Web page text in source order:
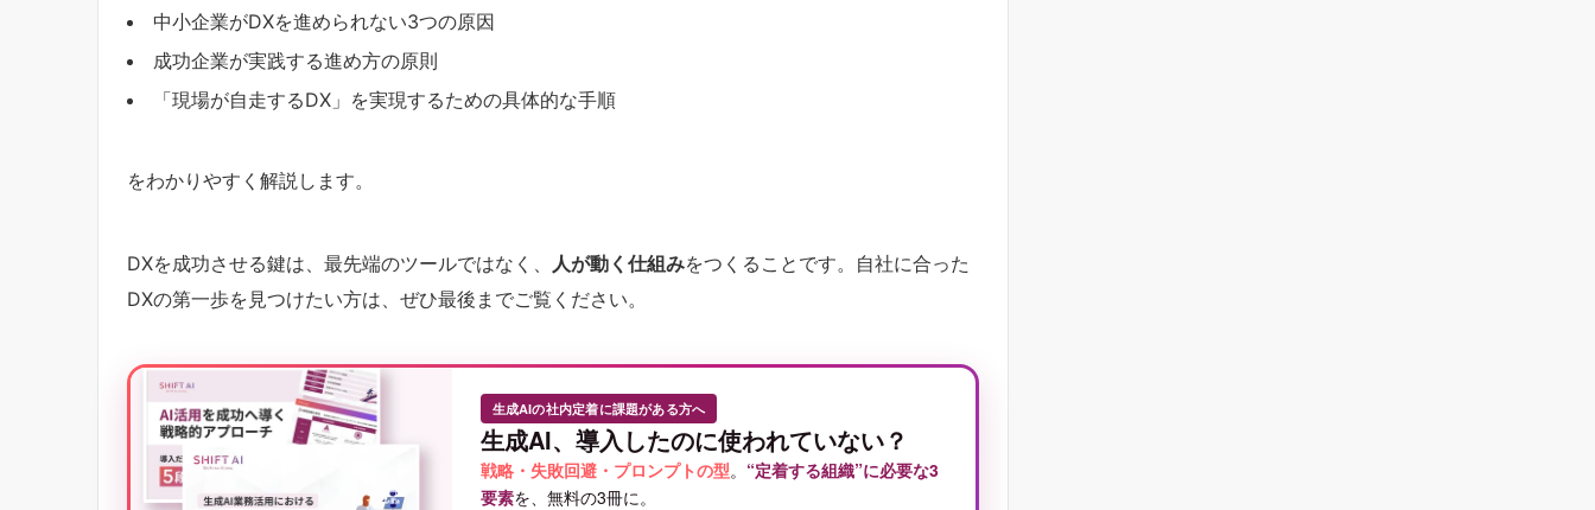
中小企業がDXを進められない3つの原因
成功企業が実践する進め方の原則
「現場が自走するDX」を実現するための具体的な手順
をわかりやすく解説します。
DXを成功させる鍵は、最先端のツールではなく、 人が動く仕組みをつくることです。自社に合った
DXの第一歩を見つけたい方は、ぜひ最後までご覧ください。
生成AIの社内定着に課題がある方へ
生成AI、導入したのに使われていない？
戦略・失敗回避・プロンプトの型。 “定着する組織”に必要な3
要素を、無料の3冊に。